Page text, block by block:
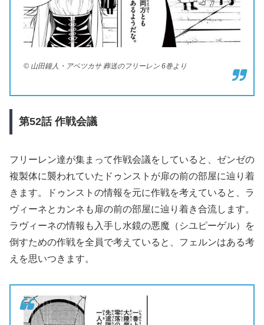
© 山田鐘人・アベツカサ 葬送のフリーレン 6巻より
第52話 作戦会議
フリーレン達が集まって作戦会議をしていると、ゼンゼの
複製体に襲われていたドゥンストが扉の前の部屋に辿り着
きます。ドゥンストの情報を元に作戦を考えていると、ラ
ヴィーネとカンネも扉の前の部屋に辿り着き合流します。
ラヴィーネの情報も入手し水鏡の悪魔（シユピーゲル）を
倒すための作戦を全員で考えていると、フェルンはある考
えを思いつきます。